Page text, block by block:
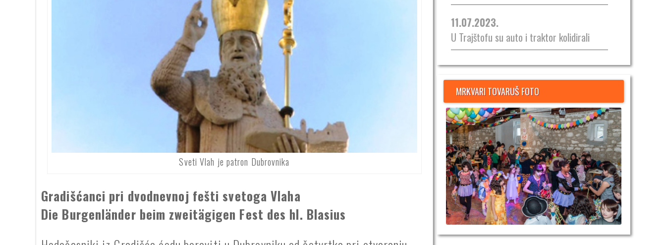
Sveti Vlah je patron Dubrovnika
Gradišćanci pri dvodnevnoj fešti svetoga Vlaha
Die Burgenländer beim zweitägigen Fest des hl. Blasius
11.07.2023.
U Trajštofu su auto i traktor kolidirali
MRKVARI TOVARUŠ FOTO